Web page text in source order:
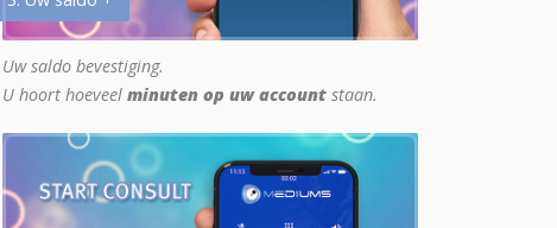
Uw saldo bevestiging.
U hoort hoeveel minuten op uw account staan.